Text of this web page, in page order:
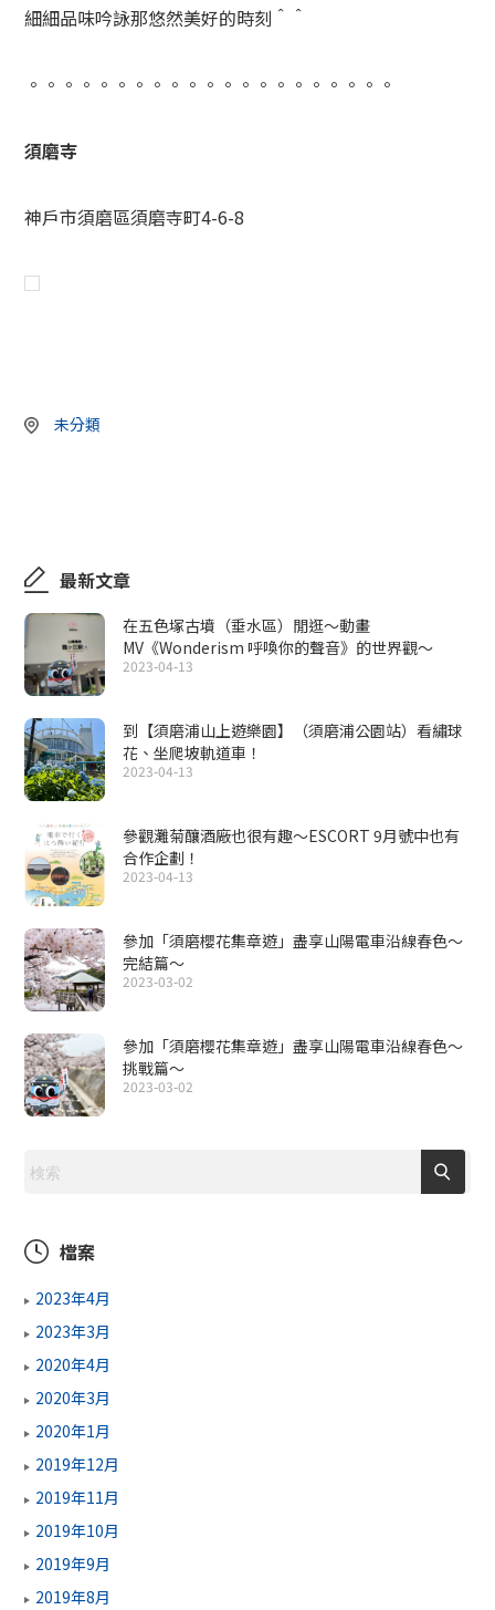
細細品味吟詠那悠然美好的時刻＾＾
。。。。。。。。。。。。。。。。。。。。。
須磨寺
神戶市須磨區須磨寺町4-6-8
未分類
最新文章
在五色塚古墳（垂水區）閒逛～動畫
MV《Wonderism 呼喚你的聲音》的世界觀～
2023-04-13
到【須磨浦山上遊樂園】（須磨浦公園站）看繡球
花、坐爬坡軌道車！
2023-04-13
參觀灘菊釀酒廠也很有趣～ESCORT 9月號中也有
合作企劃！
2023-04-13
參加「須磨櫻花集章遊」盡享山陽電車沿線春色～
完結篇～
2023-03-02
參加「須磨櫻花集章遊」盡享山陽電車沿線春色～
挑戰篇～
2023-03-02
檔案
2023年4月
2023年3月
2020年4月
2020年3月
2020年1月
2019年12月
2019年11月
2019年10月
2019年9月
2019年8月